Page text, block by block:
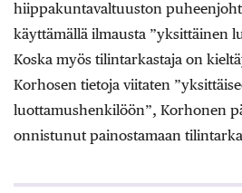
hiippakuntavaltuuston
käyttämällä ilmausta ”yksittäinen
Koska myös tilintarkastaja on
Korhosen tietoja viitaten
luottamushenkilöön”, Korhonen
onnistunut painostamaan